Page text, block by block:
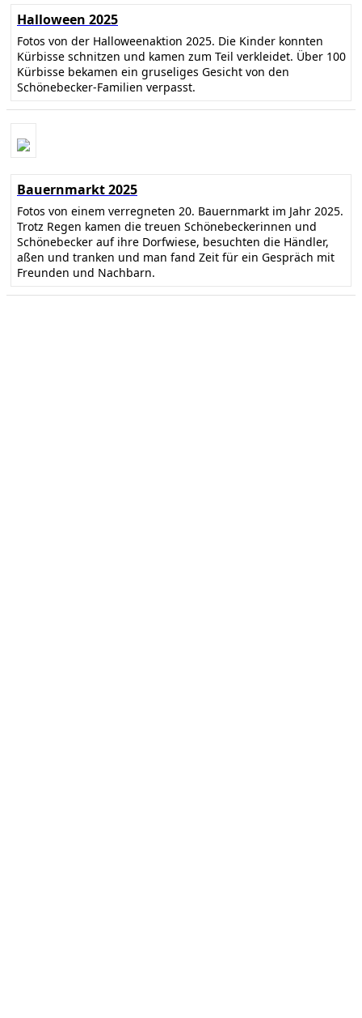
Halloween 2025
Fotos von der Halloweenaktion 2025. Die Kinder konnten
Kürbisse schnitzen und kamen zum Teil verkleidet. Über 100
Kürbisse bekamen ein gruseliges Gesicht von den
Schönebecker-Familien verpasst.
Bauernmarkt 2025
Fotos von einem verregneten 20. Bauernmarkt im Jahr 2025.
Trotz Regen kamen die treuen Schönebeckerinnen und
Schönebecker auf ihre Dorfwiese, besuchten die Händler,
aßen und tranken und man fand Zeit für ein Gespräch mit
Freunden und Nachbarn.